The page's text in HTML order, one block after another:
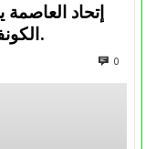
إتحاد
الكونفيدرالية الإفريقية الموسم القادم.
0